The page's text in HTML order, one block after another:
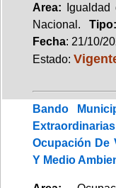
Area:
Nacional. Tipo:
Fecha: 21/10/
Estado:
Bando
Ocupación De
Y Medio